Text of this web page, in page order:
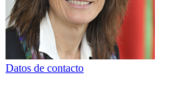
Datos de contacto